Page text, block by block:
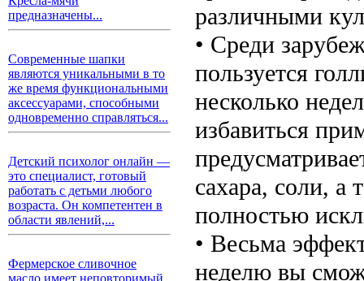
предназначены...
Современные шапки
являются уникальными в то
же время функциональными
аксессуарами, способными
одновременно справляться...
Детский психолог онлайн —
это специалист, готовый
работать с детьми любого
возраста. Он компетентен в
области явлений,...
Фермерское сливочное
масло имеет неповторимый
различными
• Среди
пользуется
несколько
избавиться
сахара, соли,
полностью
• Весьма
неделю вы